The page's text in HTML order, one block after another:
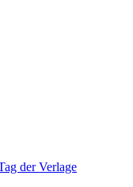
der Verlage